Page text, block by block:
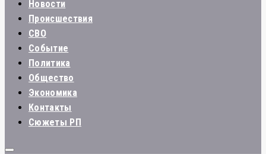
Новости
Происшествия
СВО
Событие
Политика
Общество
Экономика
Контакты
Сюжеты РП